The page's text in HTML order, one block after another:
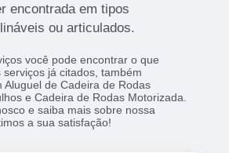
encontrada em tipos
ou articulados.
você pode encontrar o que
serviços já citados, também
Aluguel de Cadeira de Rodas
e Cadeira de Rodas Motorizada.
e saiba mais sobre nossa
a sua satisfação!